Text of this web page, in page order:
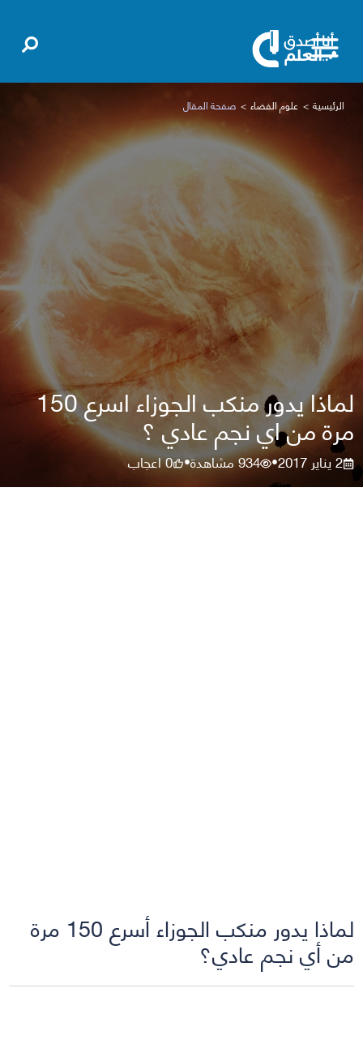
الرئيسية علوم الفضاء صفحة المقال
لماذا يدور منكب الجوزاء اسرع 150
مرة من اي نجم عادي ؟
2 يناير 2017 •
934مشاهدة•
0اعجاب
لماذا يدور منكب الجوزاء أسرع 150 مرة
من أي نجم عادي؟